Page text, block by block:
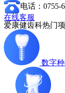
电话：0755-
在线客服
爱康健齿科热门
数字